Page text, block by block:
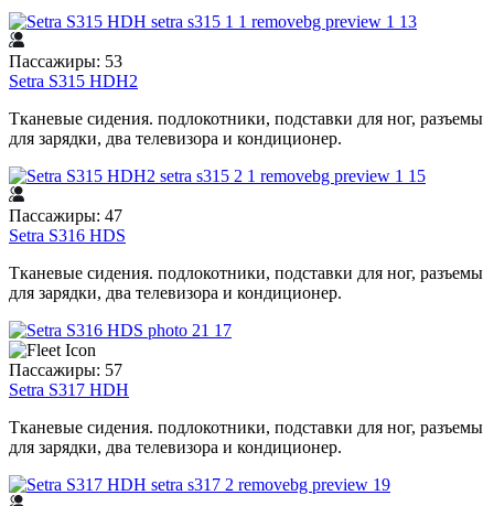
Пассажиры: 53
Setra S315 HDH2
Тканевые сидения. подлокотники, подставки для ног, разъемы
для зарядки, два телевизора и кондиционер.
Пассажиры: 47
Setra S316 HDS
Тканевые сидения. подлокотники, подставки для ног, разъемы
для зарядки, два телевизора и кондиционер.
Пассажиры: 57
Setra S317 HDH
Тканевые сидения. подлокотники, подставки для ног, разъемы
для зарядки, два телевизора и кондиционер.